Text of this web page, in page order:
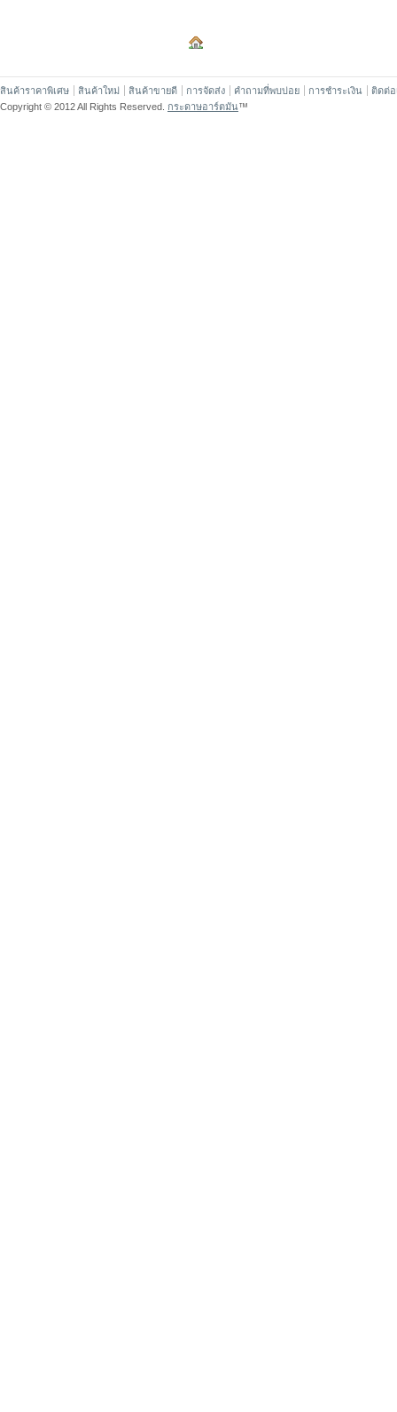
สินค้าราคาพิเศษ สินค้าใหม่ สินค้าขายดี การจัดส่ง คำถามที่พบบ่อย การชำระเงิน
ติดต่อ
Copyright © 2012 All Rights Reserved. กระดาษอาร์ตมัน™